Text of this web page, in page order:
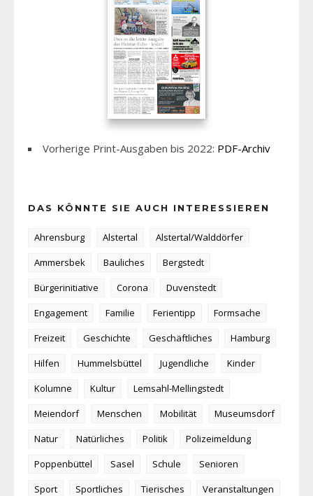
Vorherige Print-Ausgaben bis 2022: PDF-Archiv
DAS KÖNNTE SIE AUCH INTERESSIEREN
Ahrensburg Alstertal
Alstertal/Walddörfer
Ammersbek
Bauliches
Bergstedt
Bürgerinitiative
Corona
Duvenstedt
Engagement
Familie Ferientipp
Formsache
Freizeit
Geschichte Geschäftliches
Hamburg
Hilfen
Hummelsbüttel Jugendliche
Kinder
Kolumne
Kultur
Lemsahl-Mellingstedt
Meiendorf
Menschen Mobilität
Museumsdorf
Natur
Natürliches Politik
Polizeimeldung
Poppenbüttel
Sasel Schule
Senioren
Sport
Sportliches Tierisches
Veranstaltungen